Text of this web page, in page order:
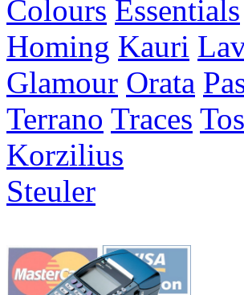
Colours Essentials
Homing Kauri
Glamour Orata
Terrano Traces
Korzilius
Steuler